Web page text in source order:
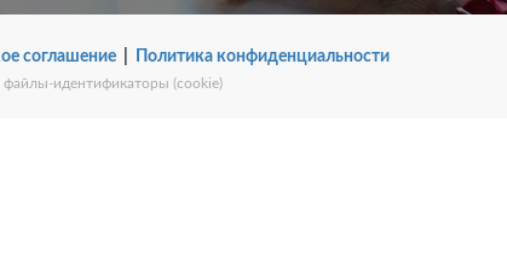
соглашение| Политика конфиденциальности
файлы-идентификаторы (cookie)